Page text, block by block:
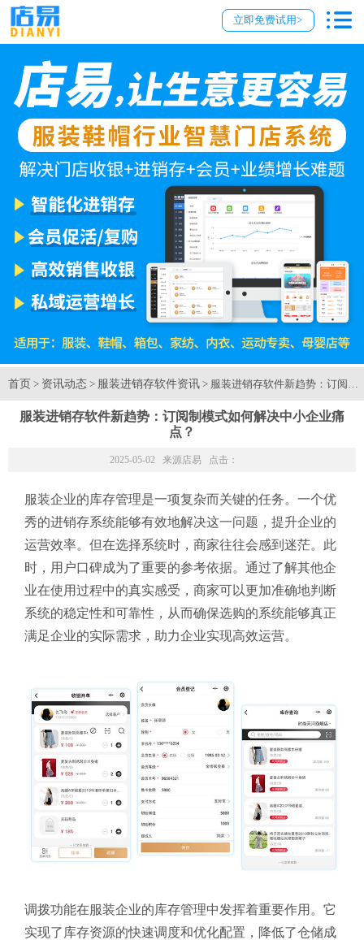
立即免费试用>
首页 > 资讯动态 > 服装进销存软件资讯 > 服装进销存软件新趋势：订阅制
服装进销存软件新趋势：订阅制模式如何解决中小企业痛
点？
2025-05-02 来源店易 点击：
服装企业的库存管理是一项复杂而关键的任务。一个优
秀的进销存系统能够有效地解决这一问题，提升企业的
运营效率。但在选择系统时，商家往往会感到迷茫。此
时，用户口碑成为了重要的参考依据。通过了解其他企
业在使用过程中的真实感受，商家可以更加准确地判断
系统的稳定性和可靠性，从而确保选购的系统能够真正
满足企业的实际需求，助力企业实现高效运营。
调拨功能在服装企业的库存管理中发挥着重要作用。它
实现了库存资源的快速调度和优化配置，降低了仓储成